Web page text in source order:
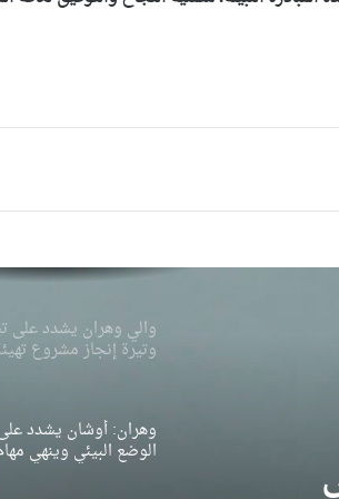
وهران: انطلاق التصفيات
دوران “الباهية”
وهران: أوشان يشدد
الوضع البيئي وينهي
والي تلمسان يتابع
السكنات الوظيفية
ويشدد على احترام آجال